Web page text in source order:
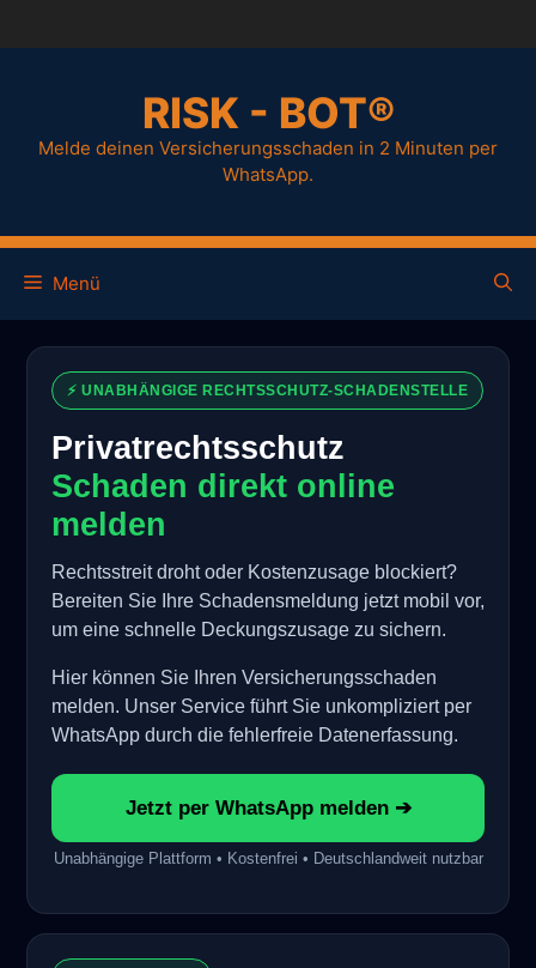
RISK - BOT®
Melde deinen Versicherungsschaden in 2 Minuten per
WhatsApp.
Menü
⚡ UNABHÄNGIGE RECHTSSCHUTZ-SCHADENSTELLE
Privatrechtsschutz
Schaden direkt online
melden
Rechtsstreit droht oder Kostenzusage blockiert?
Bereiten Sie Ihre Schadensmeldung jetzt mobil vor,
um eine schnelle Deckungszusage zu sichern.
Hier können Sie Ihren Versicherungsschaden
melden. Unser Service führt Sie unkompliziert per
WhatsApp durch die fehlerfreie Datenerfassung.
Jetzt per WhatsApp melden ➔
Unabhängige Plattform • Kostenfrei • Deutschlandweit nutzbar